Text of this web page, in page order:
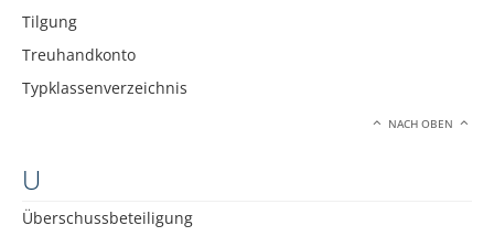
Tilgung
Treuhandkonto
Typklassenverzeichnis
NACH OBEN
U
Überschussbeteiligung